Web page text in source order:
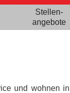
Stellen-
angebote
und wohnen in